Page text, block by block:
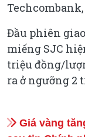
Techcombank,
Đầu phiên
miếng SJC
triệu đồng/
ra ở ngưỡng 2
Giá vàng